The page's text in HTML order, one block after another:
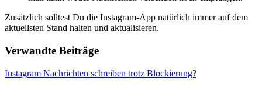
Zusätzlich solltest Du die Instagram-App natürlich immer auf dem
aktuellsten Stand halten und aktualisieren.
Verwandte Beiträge
Instagram Nachrichten schreiben trotz Blockierung?